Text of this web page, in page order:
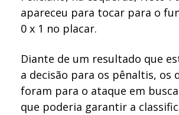
apareceu para tocar para o
0 x 1 no placar.
Diante de um resultado que
a decisão para os pênaltis, os
foram para o ataque em
que poderia garantir a